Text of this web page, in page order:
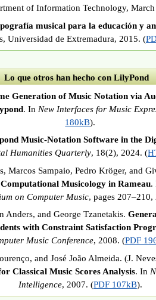
of Information Technology,
musical para la educación y
Universidad de Extremadura, 2015. (
Lo que otros han hecho con LilyPond
Generation of Music Notation via
. In New Interfaces for Music
180kB).
Music-Notation Software in the
Humanities Quarterly, 18(2), 2024. (
Marcos Sampaio, Pedro Kröger, and
Musicology in Rameau.
on Computer Music, pages
Anders, and George Tzanetakis.
with Constraint Satisfaction
Music Conference, 2008. (PDF
and José João Almeida. (J.
Classical Music Scores Analysis. In
Intelligence, 2007. (PDF 107kB).